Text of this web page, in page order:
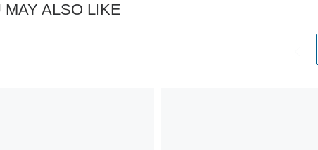
MAY ALSO LIKE